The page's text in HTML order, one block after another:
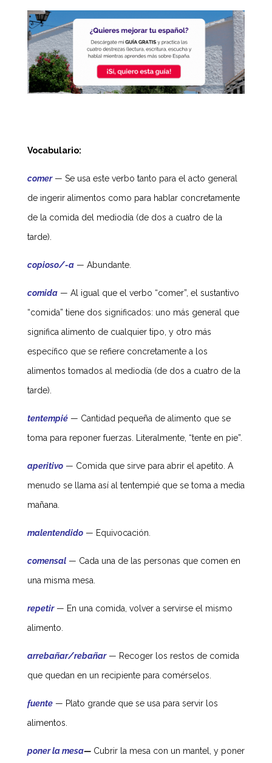
Vocabulario:
comer — Se usa este verbo tanto para el acto general
de ingerir alimentos como para hablar concretamente
de la comida del mediodía (de dos a cuatro de la
tarde).
copioso/-a — Abundante.
comida — Al igual que el verbo “comer”, el sustantivo
“comida” tiene dos significados: uno más general que
significa alimento de cualquier tipo, y otro más
específico que se refiere concretamente a los
alimentos tomados al mediodía (de dos a cuatro de la
tarde).
tentempié — Cantidad pequeña de alimento que se
toma para reponer fuerzas. Literalmente, “tente en pie”.
aperitivo — Comida que sirve para abrir el apetito. A
menudo se llama así al tentempié que se toma a media
mañana.
malentendido — Equivocación.
comensal — Cada una de las personas que comen en
una misma mesa.
repetir — En una comida, volver a servirse el mismo
alimento.
arrebañar/rebañar — Recoger los restos de comida
que quedan en un recipiente para comérselos.
fuente — Plato grande que se usa para servir los
alimentos.
poner la mesa—Cubrir la mesa con un mantel, y poner